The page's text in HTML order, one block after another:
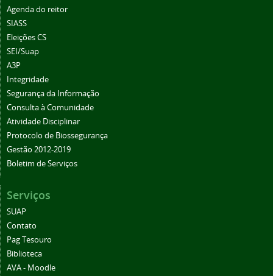
Agenda do reitor
SIASS
Eleições CS
SEI/Suap
A3P
Integridade
Segurança da Informação
Consulta à Comunidade
Atividade Disciplinar
Protocolo de Biossegurança
Gestão 2012-2019
Boletim de Serviços
Serviços
SUAP
Contato
Pag Tesouro
Biblioteca
AVA - Moodle